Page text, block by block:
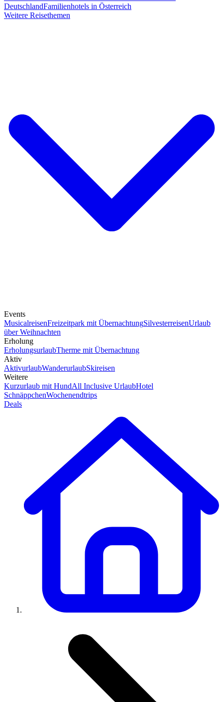
DeutschlandFamilienhotels in Österreich
Weitere Reisethemen
Events
MusicalreisenFreizeitpark mit ÜbernachtungSilvesterreisenUrlaub
über Weihnachten
Erholung
ErholungsurlaubTherme mit Übernachtung
Aktiv
AktivurlaubWanderurlaubSkireisen
Weitere
Kurzurlaub mit HundAll Inclusive UrlaubHotel
SchnäppchenWochenendtrips
Deals